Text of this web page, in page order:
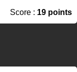
Score : 19 points